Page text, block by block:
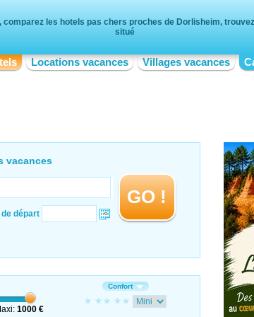
comparez les hotels pas chers proches de Dorlisheim,
situé
Locations vacances Villages vacances
vacances
de départ
GO !
1000 €
Confort